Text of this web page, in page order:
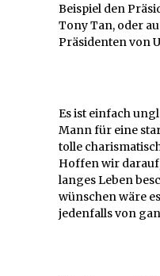
Beispiel den
Tony Tan, oder
Präsidenten von
Es ist einfach
Mann für eine
tolle
Hoffen wir
langes Leben
wünschen wäre
jedenfalls von